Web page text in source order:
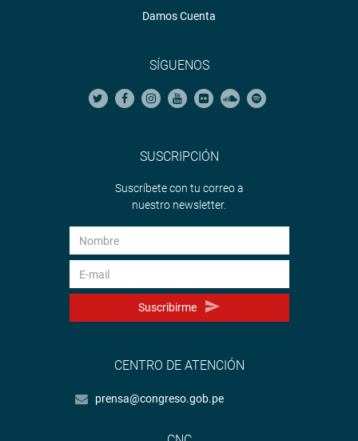
Damos Cuenta
SÍGUENOS
SUSCRIPCIÓN
Suscríbete con tu correo a
nuestro newsletter.
Suscribirme
CENTRO DE ATENCIÓN
prensa@congreso.gob.pe